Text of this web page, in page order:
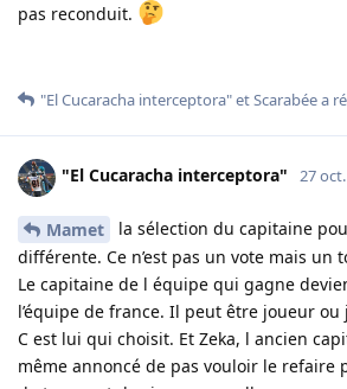
pas reconduit.
"El Cucaracha interceptora"etScarabéea
"El Cucaracha interceptora" 27
Mamet
la sélection du capitaine
différente. Ce n’est pas un vote mais un
Le capitaine de l équipe qui gagne
l’équipe de france. Il peut être joueur
C est lui qui choisit. Et Zeka, l ancien
même annoncé de pas vouloir le refaire